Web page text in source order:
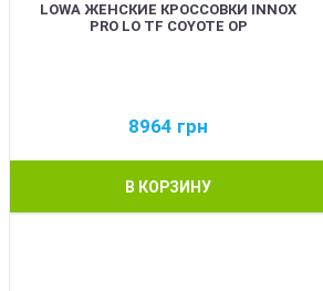
LOWA ЖЕНСКИЕ КРОССОВКИ INNOX
PRO LO TF COYOTE OP
8964 грн
В КОРЗИНУ